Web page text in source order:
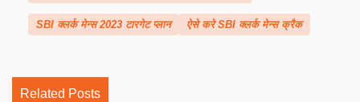
SBI क्लर्क मेन्स 2023 टारगेट प्लान ऐसे करे SBI क्लर्क मेन्स क्रैक
Related Posts